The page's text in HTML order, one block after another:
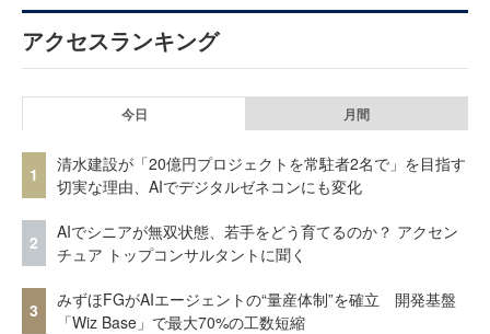
アクセスランキング
今日 月間
1
清水建設が「20億円プロジェクトを常駐者2名で」を目指す
切実な理由、AIでデジタルゼネコンにも変化
2
AIでシニアが無双状態、若手をどう育てるのか？ アクセン
チュア トップコンサルタントに聞く
3
みずほFGがAIエージェントの“量産体制”を確立 開発基盤
「Wiz Base」で最大70%の工数短縮